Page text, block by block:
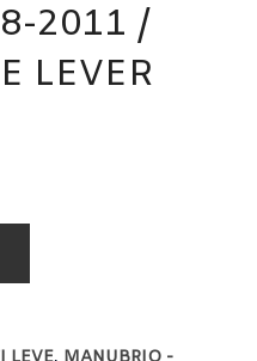
2011 /
LEVER